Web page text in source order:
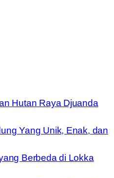
Hutan Raya Djuanda
Yang Unik, Enak, dan
Berbeda di Lokka